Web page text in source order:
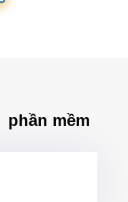
phần mềm